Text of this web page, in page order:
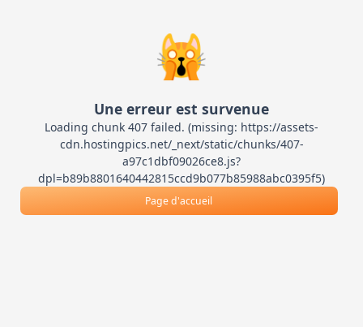
🙀
Une erreur est survenue
Loading chunk 407 failed. (missing: https://assets-
cdn.hostingpics.net/_next/static/chunks/407-
a97c1dbf09026ce8.js?
dpl=b89b8801640442815ccd9b077b85988abc0395f5)
Page d'accueil